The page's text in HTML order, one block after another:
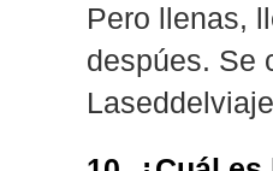
Pero llenas,
despúes. Se